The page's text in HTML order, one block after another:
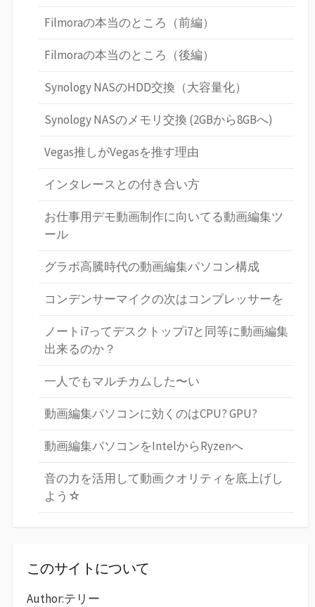
Filmoraの本当のところ（前編）
Filmoraの本当のところ（後編）
Synology NASのHDD交換（大容量化）
Synology NASのメモリ交換 (2GBから8GBへ)
Vegas推しがVegasを推す理由
インタレースとの付き合い方
お仕事用デモ動画制作に向いてる動画編集ツ
ール
グラボ高騰時代の動画編集パソコン構成
コンデンサーマイクの次はコンプレッサーを
ノートi7ってデスクトップi7と同等に動画編集
出来るのか？
一人でもマルチカムした〜い
動画編集パソコンに効くのはCPU? GPU?
動画編集パソコンをIntelからRyzenへ
音の力を活用して動画クオリティを底上げし
よう☆
このサイトについて
Author:テリー